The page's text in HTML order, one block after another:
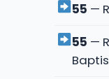
55 —
55 —